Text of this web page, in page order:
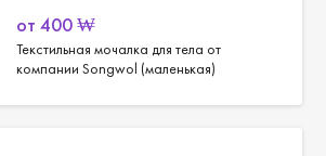
от 400₩
Текстильная мочалка для тела от
компании Songwol (маленькая)